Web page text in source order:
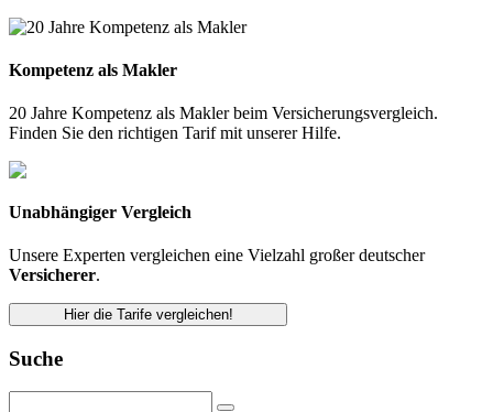
Kompetenz als Makler
20 Jahre Kompetenz als Makler beim Versicherungsvergleich.
Finden Sie den richtigen Tarif mit unserer Hilfe.
Unabhängiger Vergleich
Unsere Experten vergleichen eine Vielzahl großer deutscher
Versicherer.
Hier die Tarife vergleichen!
Suche